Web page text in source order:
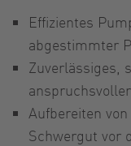
Effizientes
abgestimmter
Zuverlässiges,
Aufbereiten
Schwergut vor